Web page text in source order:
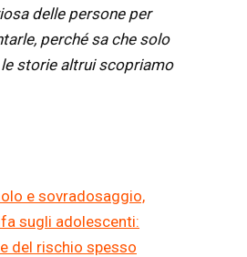
delle persone per
perché sa che solo
storie altrui scopriamo
e sovradosaggio,
sugli adolescenti:
del rischio spesso